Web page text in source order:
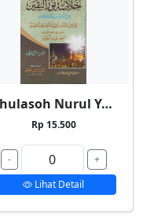
Khulasoh Nurul Yaqin 2
Rp 15.500
-
+
Lihat Detail